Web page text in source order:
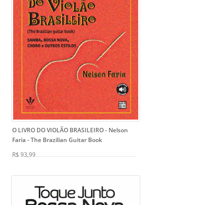
O LIVRO DO VIOLÃO BRASILEIRO - Nelson
Faria - The Brazilian Guitar Book
R$ 93,99